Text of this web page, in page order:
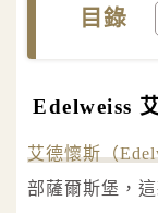
目錄
Edelweiss
艾德懷斯（
部薩爾斯堡，